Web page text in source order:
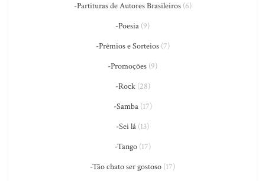
-Partituras de Autores Brasileiros(6)
-Poesia (9)
-Prêmios e Sorteios(7)
-Promoções (9)
-Rock(28)
-Samba(17)
-Sei lá (13)
-Tango(17)
-Tão chato ser gostoso (17)